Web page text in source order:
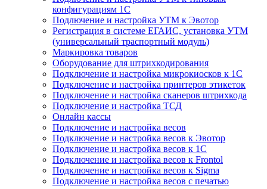
конфигурациям 1С
Подлючение и настройка УТМ к Эвотор
Регистрация в системе ЕГАИС, установка УТМ
(универсальный траспортный модуль)
Маркировка товаров
Оборудование для штрихкодирования
Подключение и настройка микрокиосков к 1С
Подключение и настройка принтеров этикеток
Подключение и настройка сканеров штрихкода
Подключение и настройка ТСД
Онлайн кассы
Подключение и настройка весов
Подключение и настройка весов к Эвотор
Подключение и настройка весов к 1С
Подключение и настройка весов к Frontol
Подключение и настройка весов к Sigma
Подключение и настройка весов с печатью